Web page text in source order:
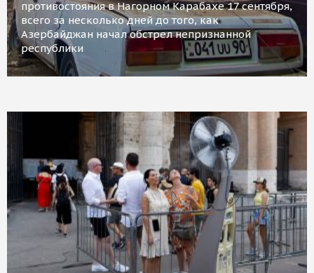
противостояния в Нагорном Карабахе 17 сентября,
всего за несколько дней до того, как
Азербайджан начал обстрел непризнанной
республики